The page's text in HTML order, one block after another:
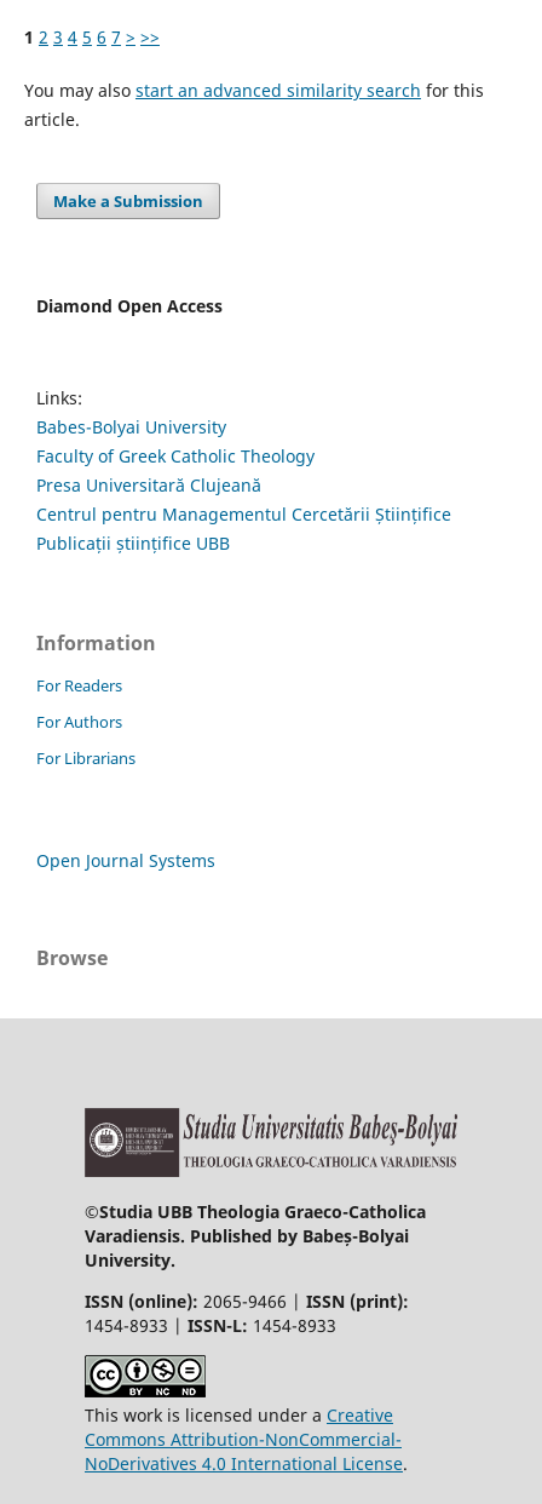
1 2 3 4 5 6 7 > >>
You may also start an advanced similarity search for this
article.
Make a Submission
Diamond Open Access
Links:
Babes-Bolyai University
Faculty of Greek Catholic Theology
Presa Universitară Clujeană
Centrul pentru Managementul Cercetării Științifice
Publicații științifice UBB
Information
For Readers
For Authors
For Librarians
Open Journal Systems
Browse
©Studia UBB Theologia Graeco-Catholica
Varadiensis. Published by Babeș-Bolyai
University.
ISSN (online): 2065-9466 | ISSN (print):
1454-8933 | ISSN-L: 1454-8933
This work is licensed under a Creative
Commons Attribution-NonCommercial-
NoDerivatives 4.0 International License.